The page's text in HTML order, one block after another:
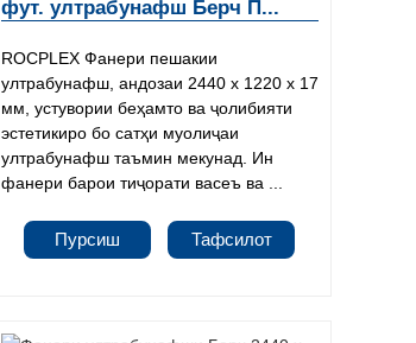
фут. ултрабунафш Берч П...
ROCPLEX Фанери пешакии
ултрабунафш, андозаи 2440 x 1220 x 17
мм, устувории беҳамто ва ҷолибияти
эстетикиро бо сатҳи муолиҷаи
ултрабунафш таъмин мекунад. Ин
фанери барои тиҷорати васеъ ва ...
Пурсиш Тафсилот